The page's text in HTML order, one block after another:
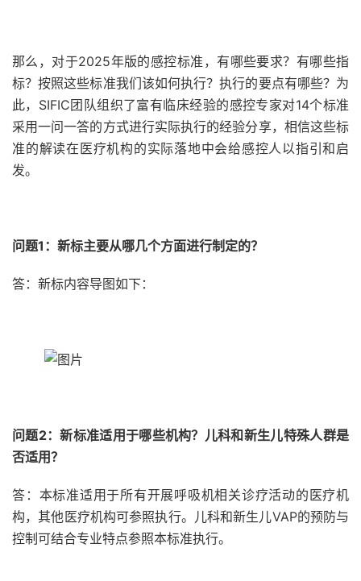
那么，对于2025年版的感控标准，有哪些要求？有哪些指
标？按照这些标准我们该如何执行？执行的要点有哪些？为
此，SIFIC团队组织了富有临床经验的感控专家对14个标准
采用一问一答的方式进行实际执行的经验分享，相信这些标
准的解读在医疗机构的实际落地中会给感控人以指引和启
发。
问题1：新标主要从哪几个方面进行制定的？
答：新标内容导图如下：
问题2：新标准适用于哪些机构？儿科和新生儿特殊人群是
否适用？
答：本标准适用于所有开展呼吸机相关诊疗活动的医疗机
构，其他医疗机构可参照执行。儿科和新生儿VAP的预防与
控制可结合专业特点参照本标准执行。